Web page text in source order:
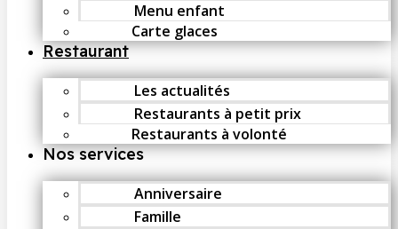
Menu enfant
Carte glaces
Restaurant
Les actualités
Restaurants à petit prix
Restaurants à volonté
Nos services
Anniversaire
Famille